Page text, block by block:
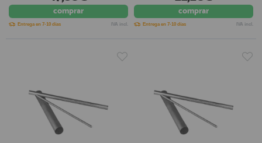
AFILIADOS
910 60 71 03
HORARIO de TIENDA:
de 10:00 a 20:00 de Lunes a Viernes
registro profesional
comprar
Entrega en 7-10 días IVA incl.
comprar
Entrega en 7-10 días IVA incl.